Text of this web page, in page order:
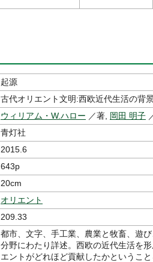
起源
古代オリエント文明:西欧近代生活の背
ウィリアム・W.ハロー ／著, 岡田 明子
青灯社
2015.6
643p
20cm
オリエント
209.33
都市、文字、手工業、農業と牧畜、遊
分野にわたり詳述。西欧の近代生活を
エントがどれほど貢献したかというこ